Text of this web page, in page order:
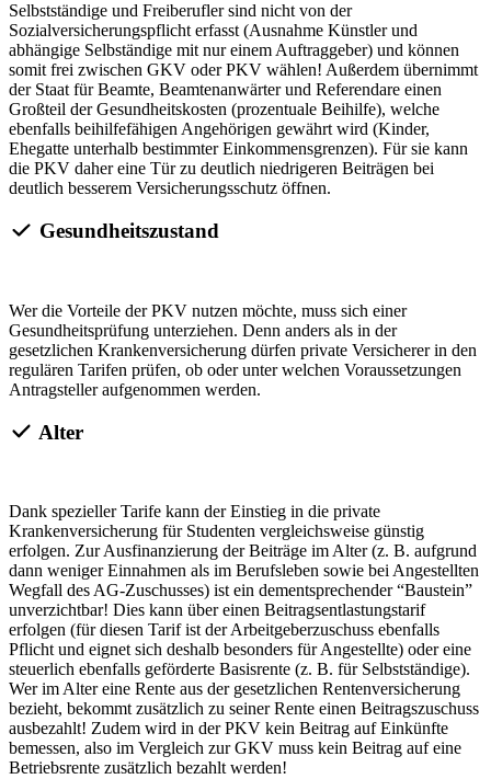
Selbstständige und Freiberufler sind nicht von der
Sozialversicherungspflicht erfasst (Ausnahme Künstler und
abhängige Selbständige mit nur einem Auftraggeber) und können
somit frei zwischen GKV oder PKV wählen! Außerdem übernimmt
der Staat für Beamte, Beamtenanwärter und Referendare einen
Großteil der Gesundheitskosten (prozentuale Beihilfe), welche
ebenfalls beihilfefähigen Angehörigen gewährt wird (Kinder,
Ehegatte unterhalb bestimmter Einkommensgrenzen). Für sie kann
die PKV daher eine Tür zu deutlich niedrigeren Beiträgen bei
deutlich besserem Versicherungsschutz öffnen.
Gesundheitszustand
Wer die Vorteile der PKV nutzen möchte, muss sich einer
Gesundheitsprüfung unterziehen. Denn anders als in der
gesetzlichen Krankenversicherung dürfen private Versicherer in den
regulären Tarifen prüfen, ob oder unter welchen Voraussetzungen
Antragsteller aufgenommen werden.
Alter
Dank spezieller Tarife kann der Einstieg in die private
Krankenversicherung für Studenten vergleichsweise günstig
erfolgen. Zur Ausfinanzierung der Beiträge im Alter (z. B. aufgrund
dann weniger Einnahmen als im Berufsleben sowie bei Angestellten
Wegfall des AG-Zuschusses) ist ein dementsprechender “Baustein”
unverzichtbar! Dies kann über einen Beitragsentlastungstarif
erfolgen (für diesen Tarif ist der Arbeitgeberzuschuss ebenfalls
Pflicht und eignet sich deshalb besonders für Angestellte) oder eine
steuerlich ebenfalls geförderte Basisrente (z. B. für Selbstständige).
Wer im Alter eine Rente aus der gesetzlichen Rentenversicherung
bezieht, bekommt zusätzlich zu seiner Rente einen Beitragszuschuss
ausbezahlt! Zudem wird in der PKV kein Beitrag auf Einkünfte
bemessen, also im Vergleich zur GKV muss kein Beitrag auf eine
Betriebsrente zusätzlich bezahlt werden!